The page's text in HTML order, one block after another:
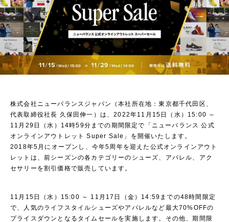
株式会社ニューバランスジャパン（本社所在地：東京都千代田区、
代表取締役社長 久保田伸一）は、2022年11月15日（水）15:00 ～
11月29日（水）14時59分までの期間限定で「ニューバランス 公式
オンラインアウトレット Super Sale」を開催いたします。
2018年5月にオープンし、今年5周年を迎えた公式オンラインアウト
レットは、前シーズンの各カテゴリーのシューズ、アパレル、アク
セサリーを割引価格で販売しています。
11月15日（水）15:00 ～ 11月17日（金）14:59までの48時間限定
で、人気のライフスタイルシューズやアパレルなど最大70%OFFの
プライスダウンとなるタイムセールを実施します。その他、期間限